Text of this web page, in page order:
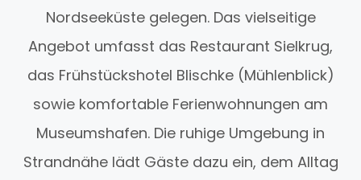
Nordseeküste gelegen. Das vielseitige
Angebot umfasst das Restaurant Sielkrug,
das Frühstückshotel Blischke (Mühlenblick)
sowie komfortable Ferienwohnungen am
Museumshafen. Die ruhige Umgebung in
Strandnähe lädt Gäste dazu ein, dem Alltag